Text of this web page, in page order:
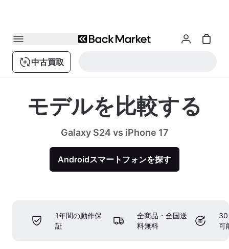
中古買取
モデルを比較する
Galaxy S24 vs iPhone 17
Androidスマートフォンを探す
1年間の動作保
証
全商品・全国送
料無料
30
可